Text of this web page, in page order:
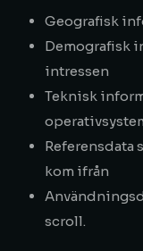
Geografisk
Demografisk
intressen
Teknisk
Referensdata
kom ifrån
scroll.